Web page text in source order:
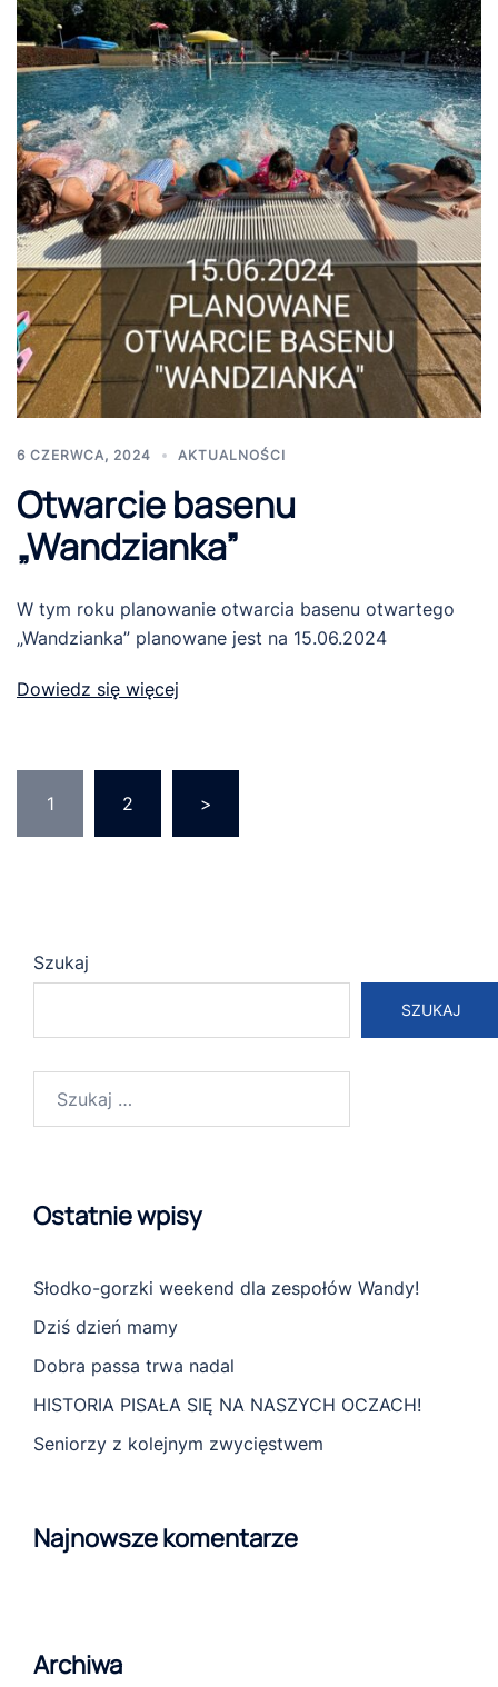
6 CZERWCA, 2024 AKTUALNOŚCI
Otwarcie basenu
„Wandzianka”
W tym roku planowanie otwarcia basenu otwartego
„Wandzianka” planowane jest na 15.06.2024
Dowiedz się więcej
wpisów
1 2 >
Szukaj
SZUKAJ
Ostatnie wpisy
Słodko-gorzki weekend dla zespołów Wandy!
Dziś dzień mamy
Dobra passa trwa nadal
HISTORIA PISAŁA SIĘ NA NASZYCH OCZACH!
Seniorzy z kolejnym zwycięstwem
Najnowsze komentarze
Archiwa